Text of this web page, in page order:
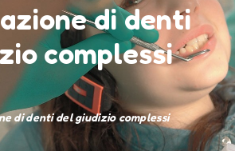
di denti
complessi
di denti del giudizio complessi